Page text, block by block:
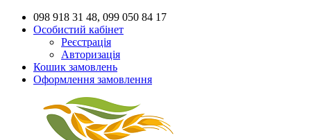
098 918 31 48, 099 050 84 17
Особистий кабінет
Реєстрація
Авторизація
Кошик замовлень
Оформлення замовлення